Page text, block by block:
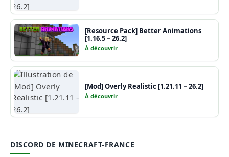
[Resource Pack] Better Animations
[1.16.5 – 26.2]
À découvrir
[Mod] Overly Realistic [1.21.11 – 26.2]
À découvrir
DISCORD DE MINECRAFT-FRANCE